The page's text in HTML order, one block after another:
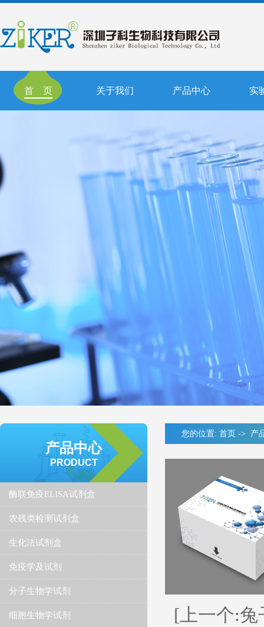
首 页 关于我们 产品中心 实
产品中心
PRODUCT
酶联免疫ELISA试剂盒
农残类检测试剂盒
生化法试剂盒
免疫学及试剂
分子生物学试剂
细胞生物学试剂
您的位置: 首页 -> 产
[上一个:兔